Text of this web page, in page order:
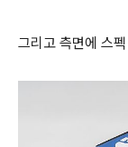
그리고 측면에 스